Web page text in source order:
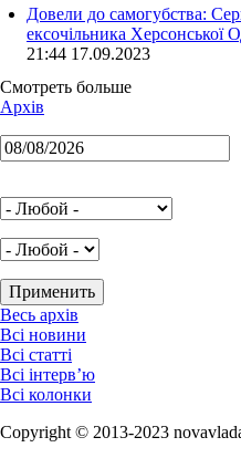
Довели до самогубства:
ексочільника Херсонської
21:44 17.09.2023
Смотреть больше
Архів
Весь архів
Всі новини
Всі статті
Всі інтерв’ю
Всі колонки
Copyright © 2013-2023